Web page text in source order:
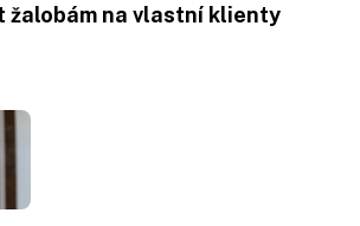
žalobám na vlastní klienty